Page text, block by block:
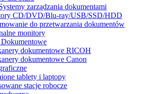
zarządzania dokumentami
CD/DVD/Blu-ray/USB/SSD/HDD
do przetwarzania dokumentów
monitory
Dokumentowe
dokumentowe RICOH
dokumentowe Canon
tablety i laptopy
stacje robocze